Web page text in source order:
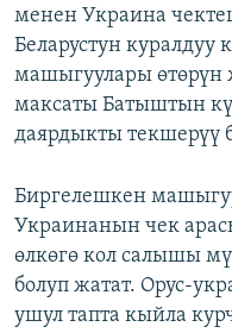
менен Украина
Беларустун куралдуу
машыгуулары
максаты Батыштын
даярдыкты текшерүү
Биргелешкен
Украинанын чек
өлкөгө кол салышы
болуп жатат. Орус-
ушул тапта кыйла